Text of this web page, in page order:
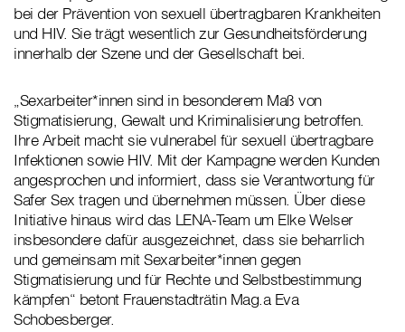
bei der Prävention von sexuell übertragbaren Krankheiten
und HIV. Sie trägt wesentlich zur Gesundheitsförderung
innerhalb der Szene und der Gesellschaft bei.
„Sexarbeiter*innen sind in besonderem Maß von
Stigmatisierung, Gewalt und Kriminalisierung betroffen.
Ihre Arbeit macht sie vulnerabel für sexuell übertragbare
Infektionen sowie HIV. Mit der Kampagne werden Kunden
angesprochen und informiert, dass sie Verantwortung für
Safer Sex tragen und übernehmen müssen. Über diese
Initiative hinaus wird das LENA-Team um Elke Welser
insbesondere dafür ausgezeichnet, dass sie beharrlich
und gemeinsam mit Sexarbeiter*innen gegen
Stigmatisierung und für Rechte und Selbstbestimmung
kämpfen“ betont Frauenstadträtin Mag.a Eva
Schobesberger.